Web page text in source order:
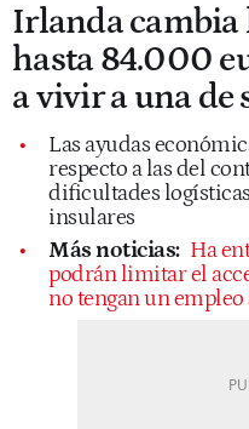
Irlanda cambia
hasta 84.000
a vivir a una de
Las ayudas
respecto a las del
dificultades
insulares
Más noticias: Ha
podrán limitar el
no tengan un